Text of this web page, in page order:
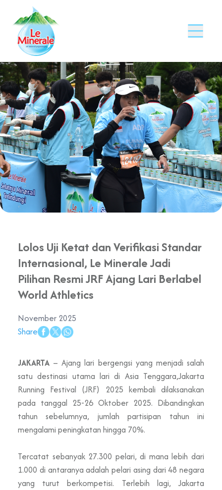
Lolos Uji Ketat dan Verifikasi Standar
Internasional, Le Minerale Jadi
Pilihan Resmi JRF Ajang Lari Berlabel
World Athletics
November 2025
Share
JAKARTA – Ajang lari bergengsi yang menjadi salah
satu destinasi utama lari di Asia Tenggara,Jakarta
Running Festival (JRF) 2025 kembali dilaksanakan
pada tanggal 25-26 Oktober 2025. Dibandingkan
tahun sebelumnya, jumlah partisipan tahun ini
mengalami peningkatan hingga 70%.
Tercatat sebanyak 27.300 pelari, di mana lebih dari
1.000 di antaranya adalah pelari asing dari 48 negara
yang turut berkompetisi. Terlebih lagi, Jakarta